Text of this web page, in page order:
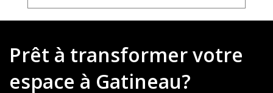
Prêt à transformer votre
espace à Gatineau?